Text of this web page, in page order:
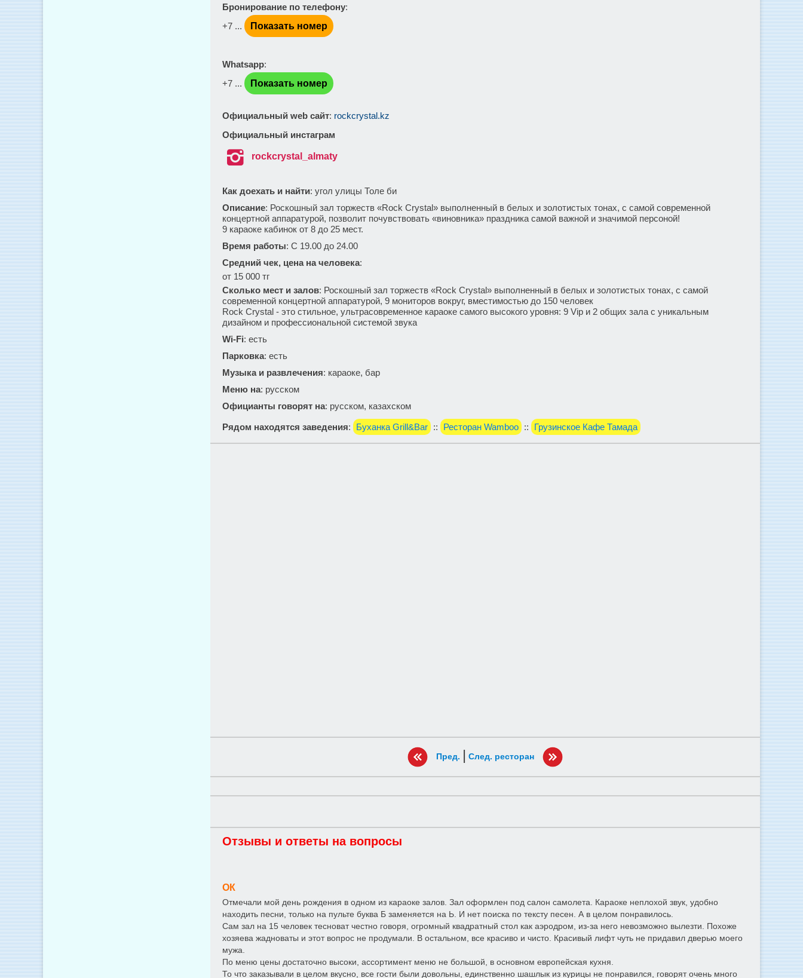
Бронирование по телефону:
+7 ...
Показать номер
Whatsapp:
+7 ...
Показать номер
Официальный web сайт: rockcrystal.kz
Официальный инстаграм
 rockcrystal_almaty
Как доехать и найти: угол улицы Толе би
Описание: Роскошный зал торжеств «Rock Crystal» выполненный в белых и золотистых тонах, с самой современной
концертной аппаратурой, позволит почувствовать «виновника» праздника самой важной и значимой персоной!
9 караоке кабинок от 8 до 25 мест.
Время работы: С 19.00 до 24.00
Средний чек, цена на человека:
от 15 000 тг
Сколько мест и залов: Роскошный зал торжеств «Rock Crystal» выполненный в белых и золотистых тонах, с самой
современной концертной аппаратурой, 9 мониторов вокруг, вместимостью до 150 человек
Rock Crystal - это стильное, ультрасовременное караоке самого высокого уровня: 9 Vip и 2 общих зала с уникальным
дизайном и профессиональной системой звука
Wi-Fi: есть
Парковка: есть
Музыка и развлечения: караоке, бар
Меню на: русском
Официанты говорят на: русском, казахском
Рядом находятся заведения: Буханка Grill&Bar :: Ресторан Wamboo :: Грузинское Кафе Тамада
Пред. | След. ресторан
Отзывы и ответы на вопросы
ОК
Отмечали мой день рождения в одном из караоке залов. Зал оформлен под салон самолета. Караоке неплохой звук, удобно
находить песни, только на пульте буква Б заменяется на Ь. И нет поиска по тексту песен. А в целом понравилось.
Сам зал на 15 человек тесноват честно говоря, огромный квадратный стол как аэродром, из-за него невозможно вылезти. Похоже
хозяева жадноваты и этот вопрос не продумали. В остальном, все красиво и чисто. Красивый лифт чуть не придавил дверью моего
мужа.
По меню цены достаточно высоки, ассортимент меню не большой, в основном европейская кухня.
То что заказывали в целом вкусно, все гости были довольны, единственно шашлык из курицы не понравился, говорят очень много